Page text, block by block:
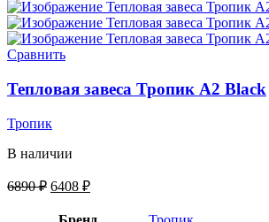
Сравнить
Тепловая завеса Тропик А2 Black
Тропик
В наличии
6890₽ 6408 ₽